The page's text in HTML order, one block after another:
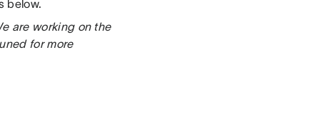
below.
are working on the
for more